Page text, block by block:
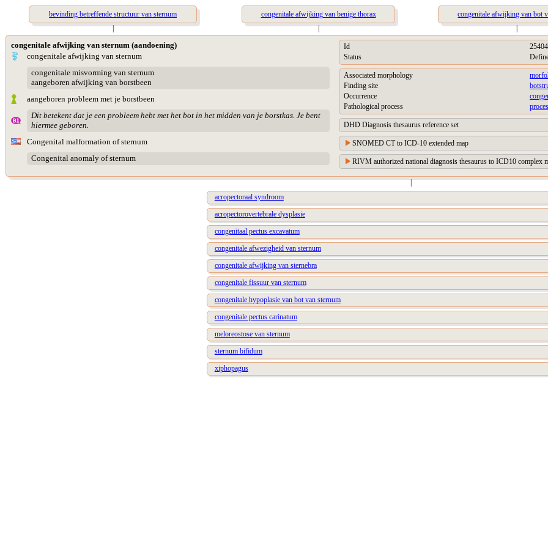
bevinding betreffende structuur van sternum congenitale afwijking van benige thorax
congenitale afwijking van bot
|
| |
congenitale afwijking van sternum (aandoening)
congenitale afwijking van sternum
congenitale misvorming van sternum
aangeboren afwijking van borstbeen
aangeboren probleem met je borstbeen
Dit betekent dat je een probleem hebt met het bot in het midden van je borstkas. Je bent
hiermee geboren.
Congenital malformation of sternum
Congenital anomaly of sternum
Id
Status
Associated morphology
Finding site
Occurrence
Pathological process
DHD Diagnosis thesaurus reference set
SNOMED CT to ICD-10 extended map
RIVM authorized national diagnosis thesaurus to ICD10 complex
|
acropectoraal syndroom
acropectorovertebrale dysplasie
congenitaal pectus excavatum
congenitale afwezigheid van sternum
congenitale afwijking van sternebra
congenitale fissuur van sternum
congenitale hypoplasie van bot van sternum
congenitale pectus carinatum
meloreostose van sternum
sternum bifidum
xiphopagus